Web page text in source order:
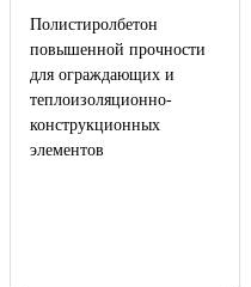
Полистиролбетон
повышенной прочности
для ограждающих и
теплоизоляционно-
конструкционных
элементов